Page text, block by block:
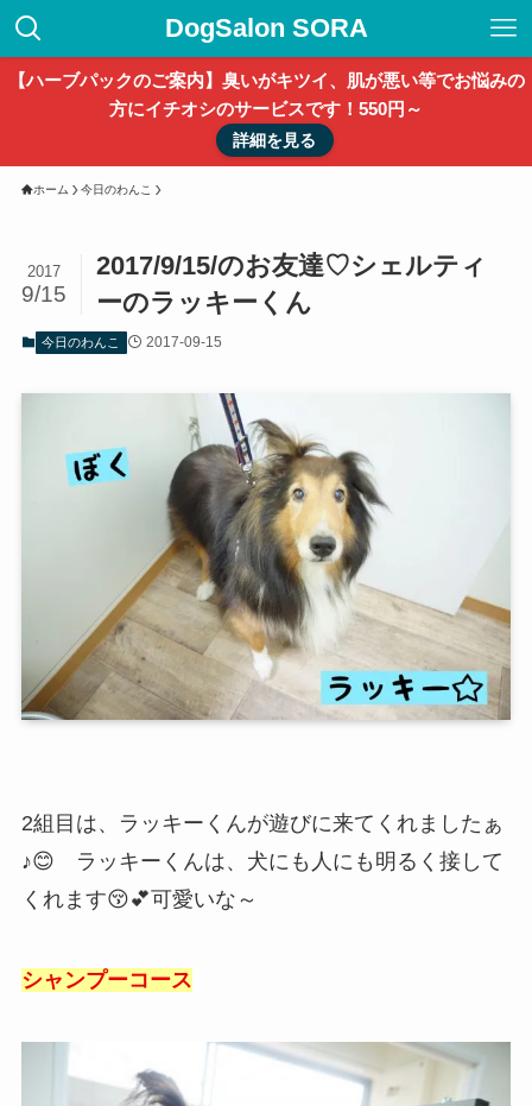
DogSalon SORA
【ハーブパックのご案内】臭いがキツイ、肌が悪い等でお悩みの
方にイチオシのサービスです！550円～
詳細を見る
ホーム 今日のわんこ
2017/9/15/のお友達♡シェルティ
ーのラッキーくん
2017
9/15
今日のわんこ 2017-09-15
2組目は、ラッキーくんが遊びに来てくれましたぁ
♪😊 ラッキーくんは、犬にも人にも明るく接して
くれます😚💕可愛いな～
シャンプーコース